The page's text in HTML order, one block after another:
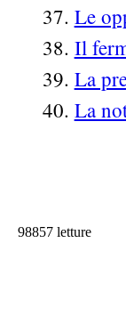
Le
Il
La
La
98857 letture